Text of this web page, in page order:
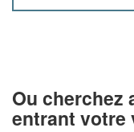
Ou cherchez
entrant votre